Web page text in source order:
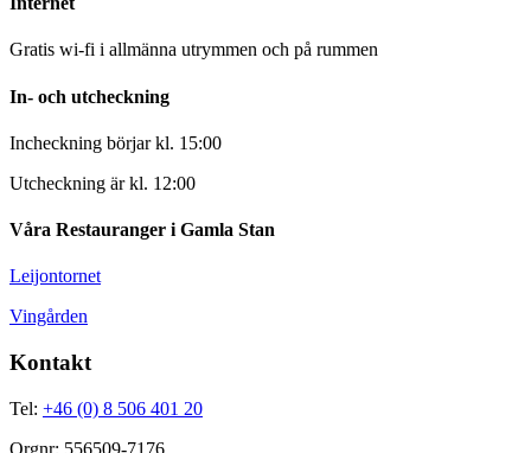
Gratis wi-fi i allmänna utrymmen och på rummen
In- och utcheckning
Incheckning börjar kl. 15:00
Utcheckning är kl. 12:00
Våra Restauranger i Gamla Stan
Leijontornet
Vingården
Kontakt
Tel: +46 (0) 8 506 401 20
Orgnr: 556509-7176